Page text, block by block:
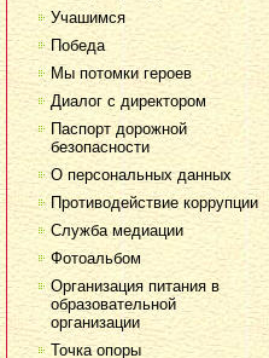
Учашимся
Победа
Мы потомки героев
Диалог с директором
Паспорт дорожной
безопасности
О персональных данных
Противодействие коррупции
Служба медиации
Фотоальбом
Организация питания в
образовательной
организации
Точка опоры